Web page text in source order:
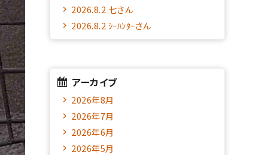
2026.8.2 七さん
2026.8.2 ｼｰﾊﾝﾀｰさん
アーカイブ
2026年8月
2026年7月
2026年6月
2026年5月